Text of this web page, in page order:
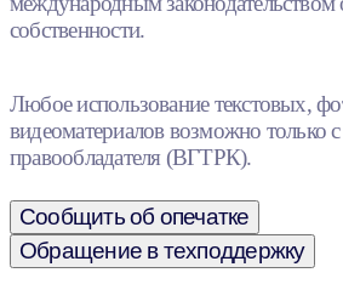
собственности.
Любое использование текстовых,
видеоматериалов возможно только с
правообладателя (ВГТРК).
Сообщить об опечатке
Обращение в техподдержку